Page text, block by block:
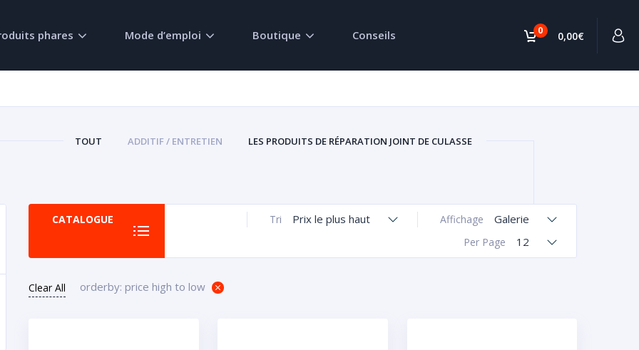
0 0,00€
phares Mode d’emploi Boutique Conseils
TOUT ADDITIF / ENTRETIEN LES PRODUITS DE RÉPARATION JOINT DE CULASSE
CATALOGUE Affichage Galerie
Tri Prix le plus haut
Per Page 12
Clear All orderby: price high to low